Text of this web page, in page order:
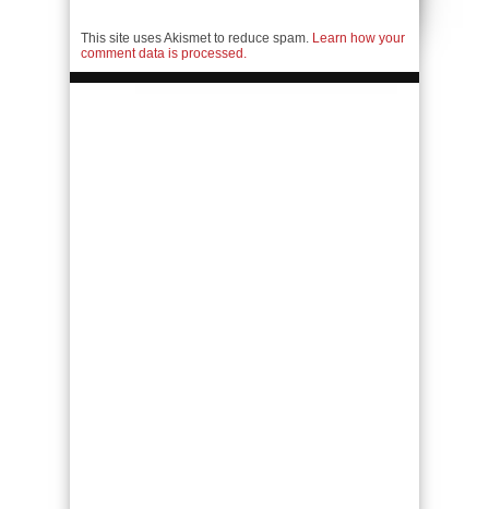
This site uses Akismet to reduce spam. Learn how your
comment data is processed.